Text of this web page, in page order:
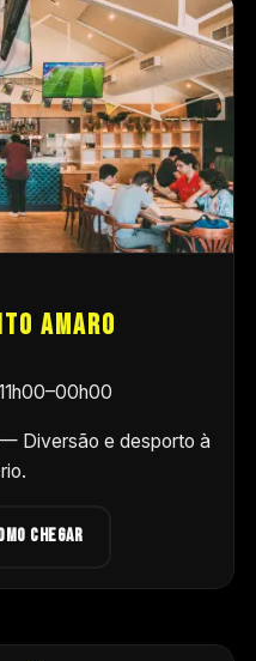
Amaro
— Diversão e desporto à
CHEGAR